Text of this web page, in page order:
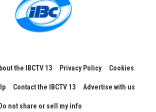
the IBCTV 13 Privacy Policy Cookies
Contact the IBCTV 13 Advertise with us
Do not share or sell my info